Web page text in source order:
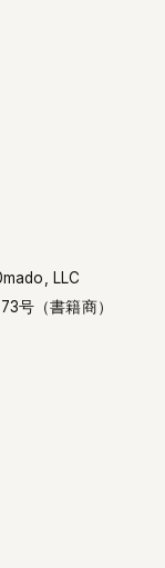
LLC
号（書籍商）